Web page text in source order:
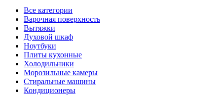
Все категории
Варочная поверхность
Вытяжки
Духовой шкаф
Ноутбуки
Плиты кухонные
Холодильники
Морозильные камеры
Стиральные машины
Кондиционеры